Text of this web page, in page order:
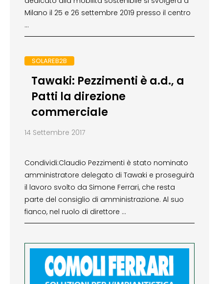
Milano il 25 e 26 settembre 2019 presso il centro
…
SOLAREB2B
Tawaki: Pezzimenti è a.d., a
Patti la direzione
commerciale
14 Settembre 2017
Condividi:Claudio Pezzimenti è stato nominato
amministratore delegato di Tawaki e proseguirà
il lavoro svolto da Simone Ferrari, che resta
parte del consiglio di amministrazione. Al suo
fianco, nel ruolo di direttore …